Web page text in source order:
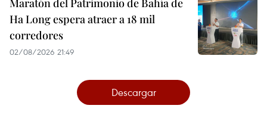
Maratón del Patrimonio de Bahía de
Ha Long espera atraer a 18 mil
corredores
02/08/2026 21:49
Descargar